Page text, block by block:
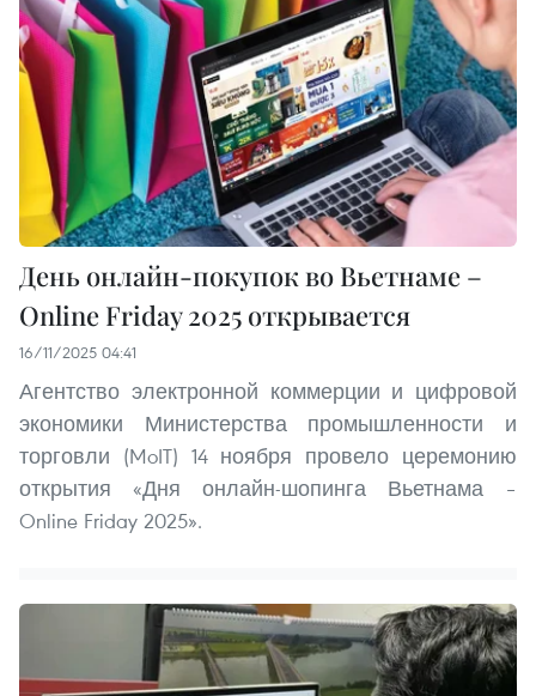
День онлайн-покупок во Вьетнаме –
Online Friday 2025 открывается
16/11/2025 04:41
Агентство электронной коммерции и цифровой
экономики Министерства промышленности и
торговли (MoIT) 14 ноября провело церемонию
открытия «Дня онлайн-шопинга Вьетнама –
Online Friday 2025».